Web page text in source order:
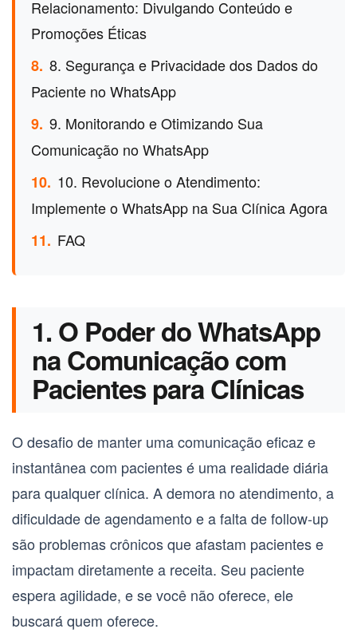
Relacionamento: Divulgando Conteúdo e
Promoções Éticas
8. 8. Segurança e Privacidade dos Dados do
Paciente no WhatsApp
9. 9. Monitorando e Otimizando Sua
Comunicação no WhatsApp
10. 10. Revolucione o Atendimento:
Implemente o WhatsApp na Sua Clínica Agora
11. FAQ
1. O Poder do WhatsApp
na Comunicação com
Pacientes para Clínicas
O desafio de manter uma comunicação eficaz e
instantânea com pacientes é uma realidade diária
para qualquer clínica. A demora no atendimento, a
dificuldade de agendamento e a falta de follow-up
são problemas crônicos que afastam pacientes e
impactam diretamente a receita. Seu paciente
espera agilidade, e se você não oferece, ele
buscará quem oferece.